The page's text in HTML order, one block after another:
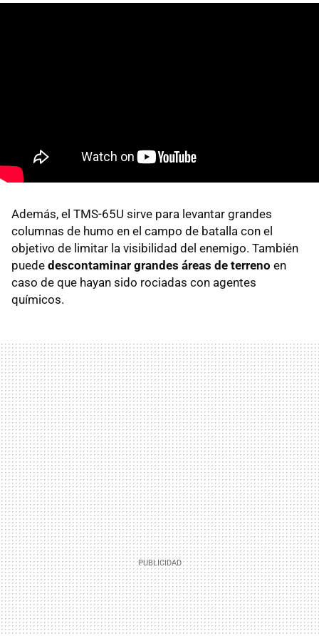
Además, el TMS-65U sirve para levantar grandes
columnas de humo en el campo de batalla con el
objetivo de limitar la visibilidad del enemigo. También
puede descontaminar grandes áreas de terreno en
caso de que hayan sido rociadas con agentes
químicos.